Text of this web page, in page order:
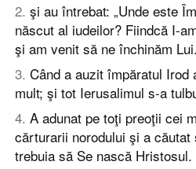
2. şi au întrebat: „Unde este
născut al iudeilor? Fiindcă I-
şi am venit să ne închinăm
3. Când a auzit împăratul
mult; şi tot Ierusalimul s-a
4. A adunat pe toţi preoţii cei
cărturarii norodului şi a căutat
trebuia să Se nască Hristosul.